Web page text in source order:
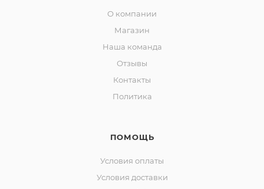
О компании
Магазин
Наша команда
Отзывы
Контакты
Политика
ПОМОЩЬ
Условия оплаты
Условия доставки